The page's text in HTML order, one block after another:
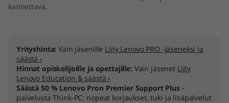
kannettava.
Yrityshinta:Vain jäsenille Liity Lenovo PRO -jäseneksi ja
säästä ›
Hinnat opiskelijoille ja opettajille: Vain jäsenet Liity
Lenovo Education & säästä ›
Säästä 50 % Lenovo Pron Premier Support Plus-
palvelusta Think-PC: nopeat korjaukset, tuki ja lisäpalvelut